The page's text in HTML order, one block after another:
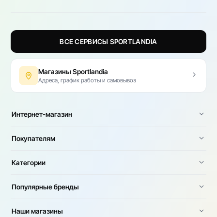
ВСЕ СЕРВИСЫ SPORTLANDIA
Магазины Sportlandia
Адреса, график работы и самовывоз
Интернет-магазин
Покупателям
Категории
Популярные бренды
Наши магазины